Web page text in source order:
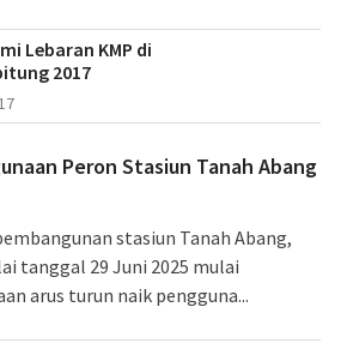
Lebaran KMP di
2017
Peron Stasiun Tanah Abang
stasiun Tanah Abang,
tanggal 29 Juni 2025 mulai
arus turun naik pengguna...